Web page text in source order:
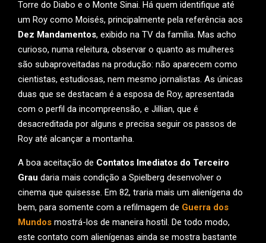
Torre do Diabo e o Monte Sinai. Há quem identifique até
um Roy como Moisés, principalmente pela referência aos
Dez Mandamentos, exibido na TV da família. Mas acho
curioso, numa releitura, observar o quanto as mulheres
são subaproveitadas na produção: não aparecem como
cientistas, estudiosas, nem mesmo jornalistas. As únicas
duas que se destacam é a esposa de Roy, apresentada
com o perfil da incompreensão, e Jillian, que é
desacreditada por alguns e precisa seguir os passos de
Roy até alcançar a montanha.
A boa aceitação de Contatos Imediatos do Terceiro
Grau daria mais condição a Spielberg desenvolver o
cinema que quisesse. Em 82, traria mais um alienígena do
bem, para somente com a refilmagem de Guerra dos
Mundos mostrá-los de maneira hostil. De todo modo,
este contato com alienígenas ainda se mostra bastante